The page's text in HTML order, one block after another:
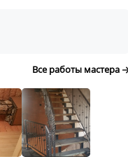
Все работы мастера